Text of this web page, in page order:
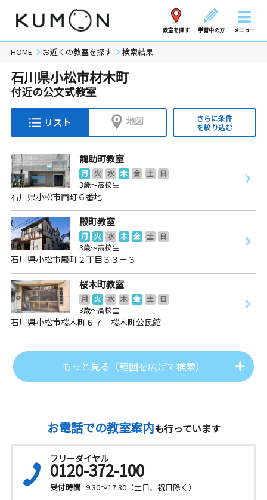
教室を探す 学習中の方 メニュー
HOME お近くの教室を探す 検索結果
石川県小松市材木町
付近の公文式教室
リスト 地図
さらに条件
を絞り込む
龍助町教室
月 火 水 木 金 土
日
3歳～高校生
石川県小松市西町６番地
殿町教室
月 火 水 木 金 土
日
3歳～高校生
石川県小松市殿町２丁目３３－３
桜木町教室
月 火 水 木 金 土
日
3歳～高校生
石川県小松市桜木町６７ 桜木町公民館
もっと見る（範囲を広げて検索）
お電話での教室案内も行っています
フリーダイヤル
0120-372-100
受付時間 9:30～17:30（土日、祝日除く）